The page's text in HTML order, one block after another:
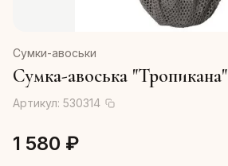
Сумки-авоськи
Сумка-авоська "Тропикана"
Артикул: 530314
1 580 ₽